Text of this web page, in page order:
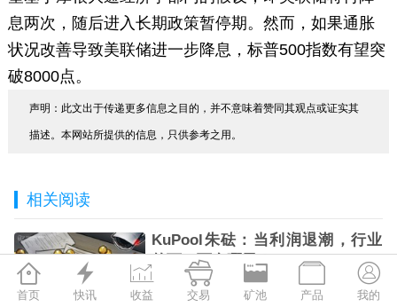
息两次，随后进入长期政策暂停期。然而，如果通胀
状况改善导致美联储进一步降息，标普500指数有望突
破8000点。
声明：此文出于传递更多信息之目的，并不意味着赞同其观点或证实其
描述。本网站所提供的信息，只供参考之用。
相关阅读
KuPool朱砝：当利润退潮，行业
的下一页在哪里？
2026-08-06

首页

快讯

收益

交易

矿池

产品

我的